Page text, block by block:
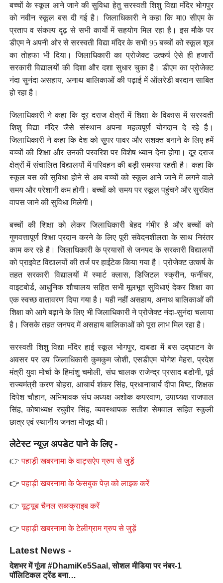
बच्चों के स्कूल आने जाने की सुविधा हेतु सरस्वती शिशु विद्या मंदिर भोगपुर
को नवीन स्कूल बस दी गई है। जिलाधिकारी ने कहा कि मा0 सीएम के
प्रताप व संकल्प दृढ़ से सभी कार्याे में सहयोग मिल रहा है। इस मौके पर
डीएम ने अपनी ओर से सरस्वती विद्या मंदिर के सभी 95 बच्चों को स्कूल शूज
का तोहफा भी दिया। जिलाधिकारी का प्रोजेक्ट उत्कर्ष ऐसे ही हजारों
सरकारी विद्यालयों की दिशा और दशा सुधार चुका है। डीएम का प्रोजेक्ट
नंदा सुनंदा असहाय, अनाथ बालिकाओं की पढ़ाई में ऑलरेडी बरदान साबित
हो रहा है।
जिलाधिकारी ने कहा कि दूर दराज क्षेत्रों में शिक्षा के विकास में सरस्वती
शिशु विद्या मंदिर जैसे संस्थान अपना महत्वपूर्ण योगदान दे रहे है।
जिलाधिकारी ने कहा कि देश को सुपर पावर और सशक्त बनाने के लिए हमें
बच्चों की शिक्षा और उनकी परवरिश पर विशेष ध्यान देना होगा। दूर दराज
क्षेत्रों में संचालित विद्यालयों में परिवहन की बड़ी समस्या रहती है। कहा कि
स्कूल बस की सुविधा होने से अब बच्चों को स्कूल आने जाने में लगने वाले
समय और परेशानी कम होगी। बच्चों को समय पर स्कूल पहुंचने और सुरक्षित
वापस जाने की सुविधा मिलेगी।
बच्चों की शिक्षा को लेकर जिलाधिकारी बेहद गंभीर है और बच्चों को
गुणवत्तापूर्ण शिक्षा प्रदान करने के लिए पूरी संवेदनशीलता के साथ निरंतर
काम कर रहे है। जिलाधिकारी के प्रयासों से जनपद के सरकारी विद्यालयों
को प्राइवेट विद्यालयों की तर्ज पर हाईटेक किया गया है। प्रोजेक्ट उत्कर्ष के
तहत सरकारी विद्यालयों में स्मार्ट क्लास, डिजिटल स्क्रीन, फर्नीचर,
वाइटबोर्ड, आधुनिक शौचालय सहित सभी मूलभूत सुविधाएं देकर शिक्षा का
एक स्वच्छ वातावरण दिया गया है। यही नहीं असहाय, अनाथ बालिकाओं की
शिक्षा को आगे बढ़ाने के लिए भी जिलाधिकारी ने प्रोजेक्ट नंदा-सुनंदा चलाया
है। जिसके तहत जनपद में असहाय बालिकाओं को पूरा लाभ मिल रहा है।
सरस्वती शिशु विद्या मंदिर हाई स्कूल भोगपुर, दाबडा में बस उद्घाटन के
अवसर पर उप जिलाधिकारी कुमकुम जोशी, एसडीएम योगेश मेहरा, प्रदेश
मंत्री युवा मोर्चा के हिमांशु चमोली, संघ चालक राजेन्द्र प्रसाद बडोनी, पूर्व
राज्यमंत्री करण बोहरा, आचार्य शंकर सिंह, प्रधानाचार्य दीपा बिष्ट, शिक्षक
दिपेश चौहान, अभिभावक संघ अध्यक्ष अशोक कपरवाण, उपाध्यक्ष राजपाल
सिंह, कोषाध्यक्ष रघुवीर सिंह, व्यवस्थापक सतीश सेमवाल सहित स्कूली
छात्र एवं स्थानीय जनता मौजूद थी।
लेटेस्ट न्यूज़ अपडेट पाने के लिए -
👉पहाड़ी खबरनामा के वाट्सऐप ग्रुप से जुड़ें
👉पहाड़ी खबरनामा के फेसबुक पेज़ को लाइक करें
👉यूट्यूब चैनल सब्स्क्राइब करें
👉पहाड़ी खबरनामा के टेलीग्राम ग्रुप से जुड़ें
Latest News -
देशभर में गूंजा #DhamiKe5Saal, सोशल मीडिया पर नंबर-1
पॉलिटिकल ट्रेंड बना…